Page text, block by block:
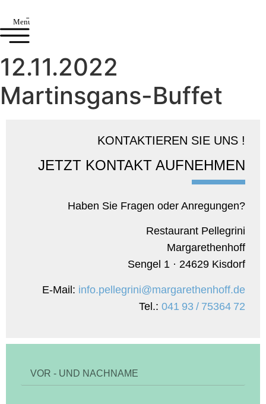
Menu
12.11.2022
Martinsgans-Buffet
KONTAKTIEREN SIE UNS !
JETZT KONTAKT AUFNEHMEN
Haben Sie Fragen oder Anregungen?
Restaurant Pellegrini
Margarethenhoff
Sengel 1 · 24629 Kisdorf
E-Mail: info.pellegrini@margarethenhoff.de
Tel.: 041 93 / 75364 72